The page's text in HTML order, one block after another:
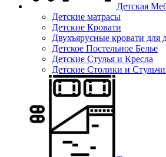
Детская
Детские матрасы
Детские Кровати
Двухъярусные кровати для
Детское Постельное Белье
Детские Стулья и Кресла
Детские Столики и